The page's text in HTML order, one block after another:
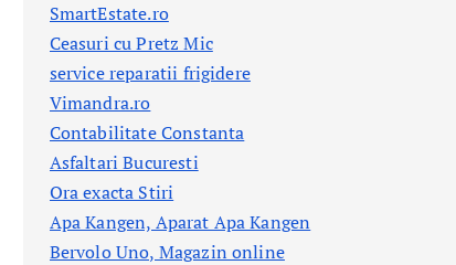
SmartEstate.ro
Ceasuri cu Pretz Mic
service reparatii frigidere
Vimandra.ro
Contabilitate Constanta
Asfaltari Bucuresti
Ora exacta Stiri
Apa Kangen, Aparat Apa Kangen
Bervolo Uno, Magazin online